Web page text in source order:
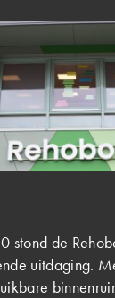
stond de
uitdaging.